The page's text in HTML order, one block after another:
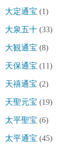
大定通宝 (1)
大泉五十 (33)
大観通宝 (8)
天保通宝 (11)
天禧通宝 (2)
天聖元宝 (19)
太平聖宝 (6)
太平通宝 (45)